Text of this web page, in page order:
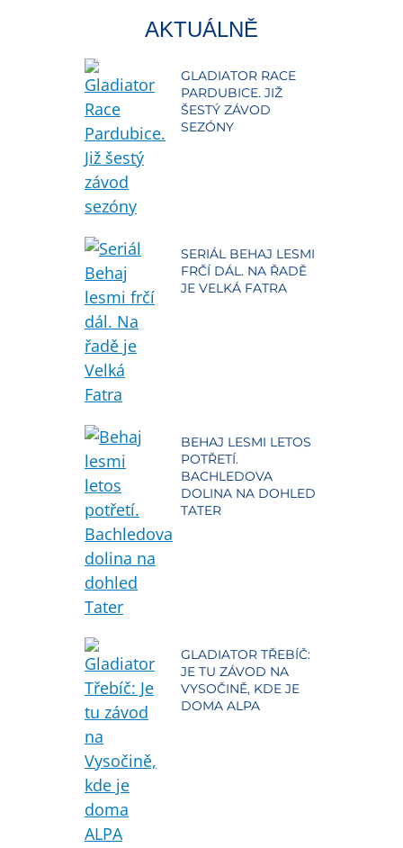
AKTUÁLNĚ
GLADIATOR RACE
PARDUBICE. JIŽ
ŠESTÝ ZÁVOD
SEZÓNY
SERIÁL BEHAJ LESMI
FRČÍ DÁL. NA ŘADĚ
JE VELKÁ FATRA
BEHAJ LESMI LETOS
POTŘETÍ.
BACHLEDOVA
DOLINA NA DOHLED
TATER
GLADIATOR TŘEBÍČ:
JE TU ZÁVOD NA
VYSOČINĚ, KDE JE
DOMA ALPA